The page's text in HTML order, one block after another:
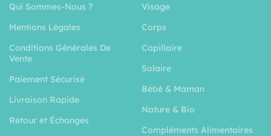
Qui Sommes-Nous ?
Mentions Légales
Conditions Générales De
Vente
Paiement Sécurisé
Livraison Rapide
Retour et Échanges
Visage
Corps
Capillaire
Solaire
Bébé & Maman
Nature & Bio
Compléments Alimentaires